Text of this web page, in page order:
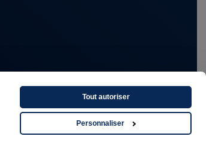
Tout autoriser
Personnaliser